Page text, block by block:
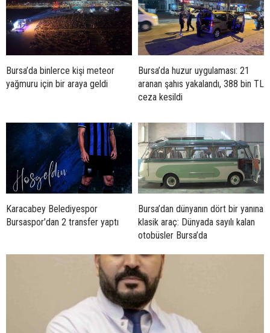
Bursa’da binlerce kişi meteor
yağmuru için bir araya geldi
Bursa’da huzur uygulaması: 21
aranan şahıs yakalandı, 388 bin TL
ceza kesildi
Karacabey Belediyespor
Bursaspor’dan 2 transfer yaptı
Bursa’dan dünyanın dört bir yanına
klasik araç: Dünyada sayılı kalan
otobüsler Bursa’da